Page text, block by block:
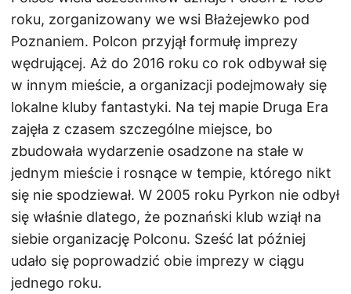
roku, zorganizowany we wsi Błażejewko pod
Poznaniem. Polcon przyjął formułę imprezy
wędrującej. Aż do 2016 roku co rok odbywał się
w innym mieście, a organizacji podejmowały się
lokalne kluby fantastyki. Na tej mapie Druga Era
zajęła z czasem szczególne miejsce, bo
zbudowała wydarzenie osadzone na stałe w
jednym mieście i rosnące w tempie, którego nikt
się nie spodziewał. W 2005 roku Pyrkon nie odbył
się właśnie dlatego, że poznański klub wziął na
siebie organizację Polconu. Sześć lat później
udało się poprowadzić obie imprezy w ciągu
jednego roku.